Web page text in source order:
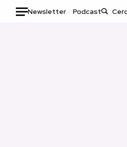
Newsletter Podcast